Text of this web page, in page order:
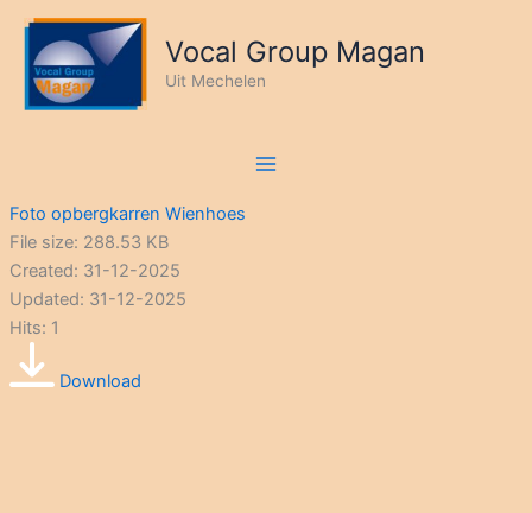
inhoud
Vocal Group Magan
Uit Mechelen
Foto opbergkarren Wienhoes
File size: 288.53 KB
Created: 31-12-2025
Updated: 31-12-2025
Hits: 1
Download